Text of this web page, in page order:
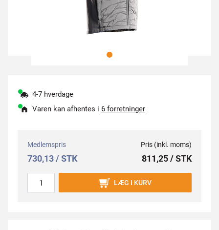
4-7 hverdage
Varen kan afhentes i 6 forretninger
Medlemspris
730,13 / STK
Pris (inkl. moms)
811,25 / STK
LÆG I KURV